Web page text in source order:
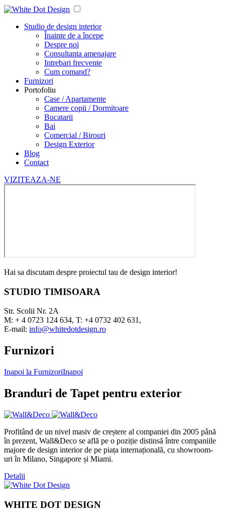
Studio de design interior
Înainte de a începe
Despre noi
Consultanta amenajare
Intrebari frecvente
Cum comand?
Furnizori
Portofoliu
Case / Apartamente
Camere copii / Dormitoare
Bucatarii
Bai
Comercial / Birouri
Design Exterior
Blog
Contact
VIZITEAZA-NE
Hai sa discutam despre proiectul tau de design interior!
STUDIO TIMISOARA
Str. Scolii Nr. 2A
M: + 4 0723 124 634, T: +4 0732 402 631,
E-mail: info@whitedotdesign.ro
Furnizori
Inapoi la FurnizoriInapoi
Branduri de Tapet pentru exterior
Profitând de un nivel masiv de creștere al companiei din 2005 până
în prezent, Wall&Deco se află pe o poziție distinsă între companiile
majore de design interior de pe piața internațională, cu showroom-
uri în Milano, Singapore și Miami.
Detalii
WHITE DOT DESIGN